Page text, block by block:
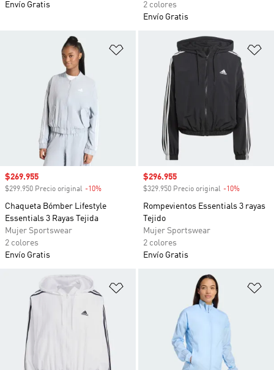
Envío Gratis
2 colores
Envío Gratis
Añadir a la lista de deseos
Precio de venta
$269.955
$299.950 Precio original -10%
Chaqueta Bómber Lifestyle
Essentials 3 Rayas Tejida
Mujer Sportswear
2 colores
Envío Gratis
Precio de venta
$296.955
$329.950 Precio original -10%
Rompevientos Essentials 3 rayas
Tejido
Mujer Sportswear
2 colores
Envío Gratis
Añadir a la lista de deseos